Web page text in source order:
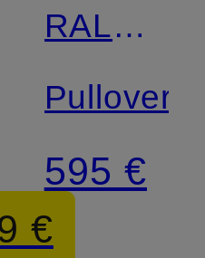
€
RALPH
LAUREN
Pullover
595 €